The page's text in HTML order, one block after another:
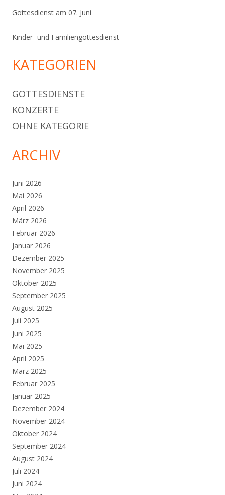
Gottesdienst am 07. Juni
Kinder- und Familiengottesdienst
KATEGORIEN
GOTTESDIENSTE
KONZERTE
OHNE KATEGORIE
ARCHIV
Juni 2026
Mai 2026
April 2026
März 2026
Februar 2026
Januar 2026
Dezember 2025
November 2025
Oktober 2025
September 2025
August 2025
Juli 2025
Juni 2025
Mai 2025
April 2025
März 2025
Februar 2025
Januar 2025
Dezember 2024
November 2024
Oktober 2024
September 2024
August 2024
Juli 2024
Juni 2024